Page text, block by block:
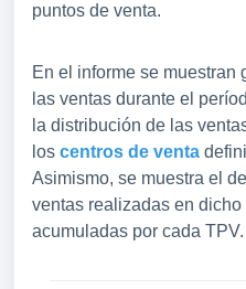
puntos de venta.
En el informe se
las ventas durante el
la distribución de las
los centros de venta
Asimismo, se muestra el
ventas realizadas en
acumuladas por cada TPV.